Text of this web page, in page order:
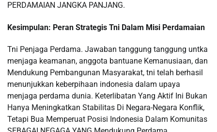
PERDAMAIAN JANGKA PANJANG.
Kesimpulan: Peran Strategis Tni Dalam Misi Perdamaian
Tni Penjaga Perdama. Jawaban tanggung tanggung untka
menjaga keamanan, anggota bantuane Kemanusiaan, dan
Mendukung Pembangunan Masyarakat, tni telah berhasil
menunjukkan keberpihaan indonesia dalam upaya
menjaga perdama dunia. Keterlibatan Yang Aktif Ini Bukan
Hanya Meningkatkan Stabilitas Di Negara-Negara Konflik,
Tetapi Bua Memperuat Posisi Indonesia Dalam Komunitas